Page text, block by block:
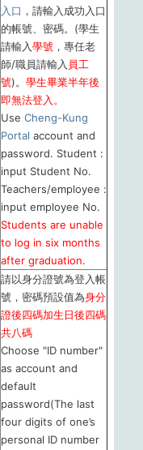
入口 ，請輸入成功入口
的帳號、密碼。(學生
請輸入學號 ，專任老
師/職員請輸入 員工
號)。 學生畢業半年後
即無法登入。
Use Cheng-Kung
Portal account and
password. Student :
input Student No.
Teachers/employee :
input employee No.
Students are unable
to log in six months
after graduation.
請以身分證號為登入帳
號，密碼預設值為身分
證後四碼加生日後四碼
共八碼
Choose "ID number"
as account and
default
password(The last
four digits of one’s
personal ID number